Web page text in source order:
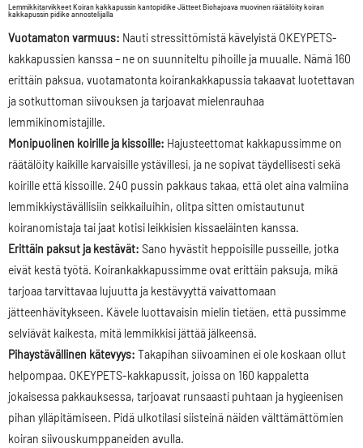
Lemmikkitarvikkeet Koiran kakkapussin kantopidike Jätteet Biohajoava muovinen räätälöity koiran
kakkapussin pidike annostelijalla
Vuotamaton varmuus: Nauti stressittömistä kävelyistä OKEYPETS-
kakkapussien kanssa – ne on suunniteltu pihoille ja muualle. Nämä 160
erittäin paksua, vuotamatonta koirankakkapussia takaavat luotettavan
ja sotkuttoman siivouksen ja tarjoavat mielenrauhaa
lemmikinomistajille.
Monipuolinen koirille ja kissoille: Hajusteettomat kakkapussimme on
räätälöity kaikille karvaisille ystävillesi, ja ne sopivat täydellisesti sekä
koirille että kissoille. 240 pussin pakkaus takaa, että olet aina valmiina
lemmikkiystävällisiin seikkailuihin, olitpa sitten omistautunut
koiranomistaja tai jaat kotisi leikkisien kissaeläinten kanssa.
Erittäin paksut ja kestävät: Sano hyvästit heppoisille pusseille, jotka
eivät kestä työtä. Koirankakkapussimme ovat erittäin paksuja, mikä
tarjoaa tarvittavaa lujuutta ja kestävyyttä vaivattomaan
jätteenhävitykseen. Kävele luottavaisin mielin tietäen, että pussimme
selviävät kaikesta, mitä lemmikkisi jättää jälkeensä.
Pihaystävällinen kätevyys: Takapihan siivoaminen ei ole koskaan ollut
helpompaa. OKEYPETS-kakkapussit, joissa on 160 kappaletta
jokaisessa pakkauksessa, tarjoavat runsaasti puhtaan ja hygieenisen
pihan ylläpitämiseen. Pidä ulkotilasi siisteinä näiden välttämättömien
koiran siivouskumppaneiden avulla.